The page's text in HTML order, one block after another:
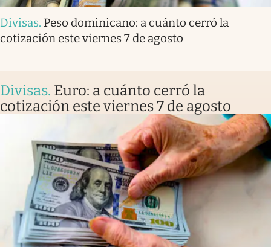
Divisas. Peso dominicano: a cuánto cerró la
cotización este viernes 7 de agosto
Divisas. Euro: a cuánto cerró la
cotización este viernes 7 de agosto